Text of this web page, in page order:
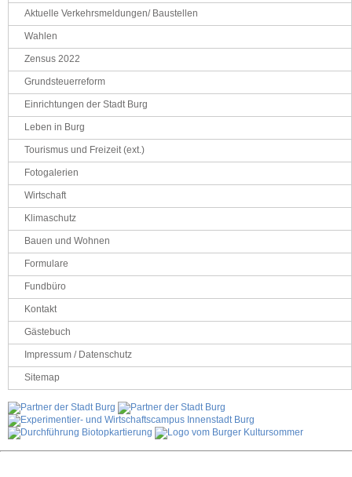
Aktuelle Verkehrsmeldungen/ Baustellen
Wahlen
Zensus 2022
Grundsteuerreform
Einrichtungen der Stadt Burg
Leben in Burg
Tourismus und Freizeit (ext.)
Fotogalerien
Wirtschaft
Klimaschutz
Bauen und Wohnen
Formulare
Fundbüro
Kontakt
Gästebuch
Impressum / Datenschutz
Sitemap